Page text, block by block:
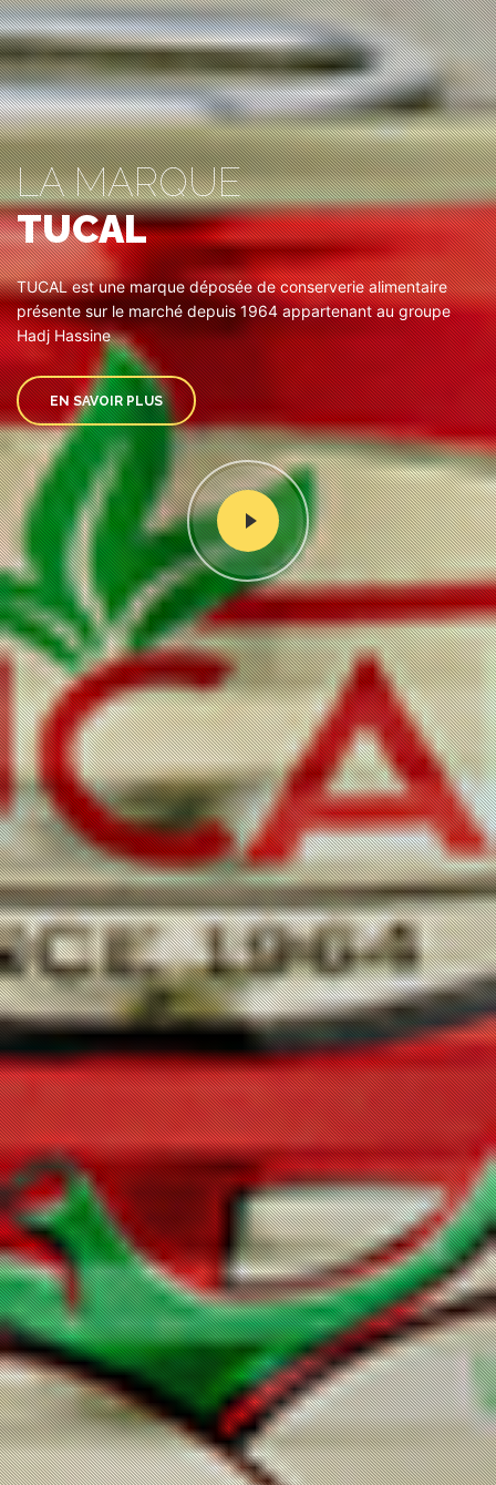
LA MARQUE
TUCAL
TUCAL est une marque déposée de conserverie alimentaire
présente sur le marché depuis 1964 appartenant au groupe
Hadj Hassine
EN SAVOIR PLUS